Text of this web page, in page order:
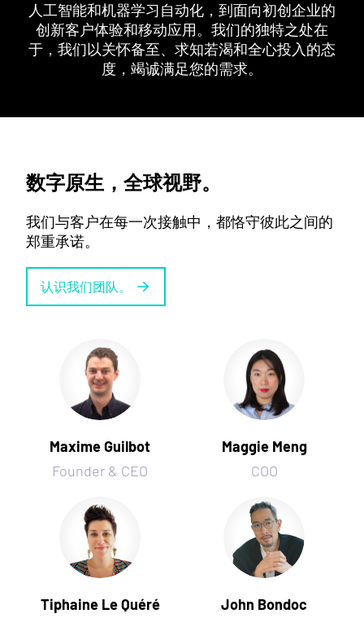
人工智能和机器学习自动化，到面向初创企业的
创新客户体验和移动应用。我们的独特之处在
于，我们以关怀备至、求知若渴和全心投入的态
度，竭诚满足您的需求。
数字原生，全球视野。
我们与客户在每一次接触中，都恪守彼此之间的
郑重承诺。
认识我们团队。
Maxime Guilbot
Founder & CEO
Maggie Meng
COO
Tiphaine Le Quéré
John Bondoc